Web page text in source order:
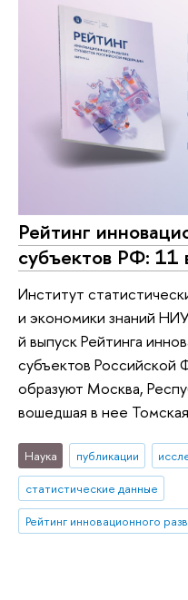
Рейтинг
субъектов РФ: 11
Институт
и экономики знаний
й выпуск Рейтинга
субъектов Российской
образуют Москва,
вошедшая в нее
Наука публикации
статистические данные